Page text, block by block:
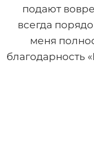
подают
всегда
меня
благодарность